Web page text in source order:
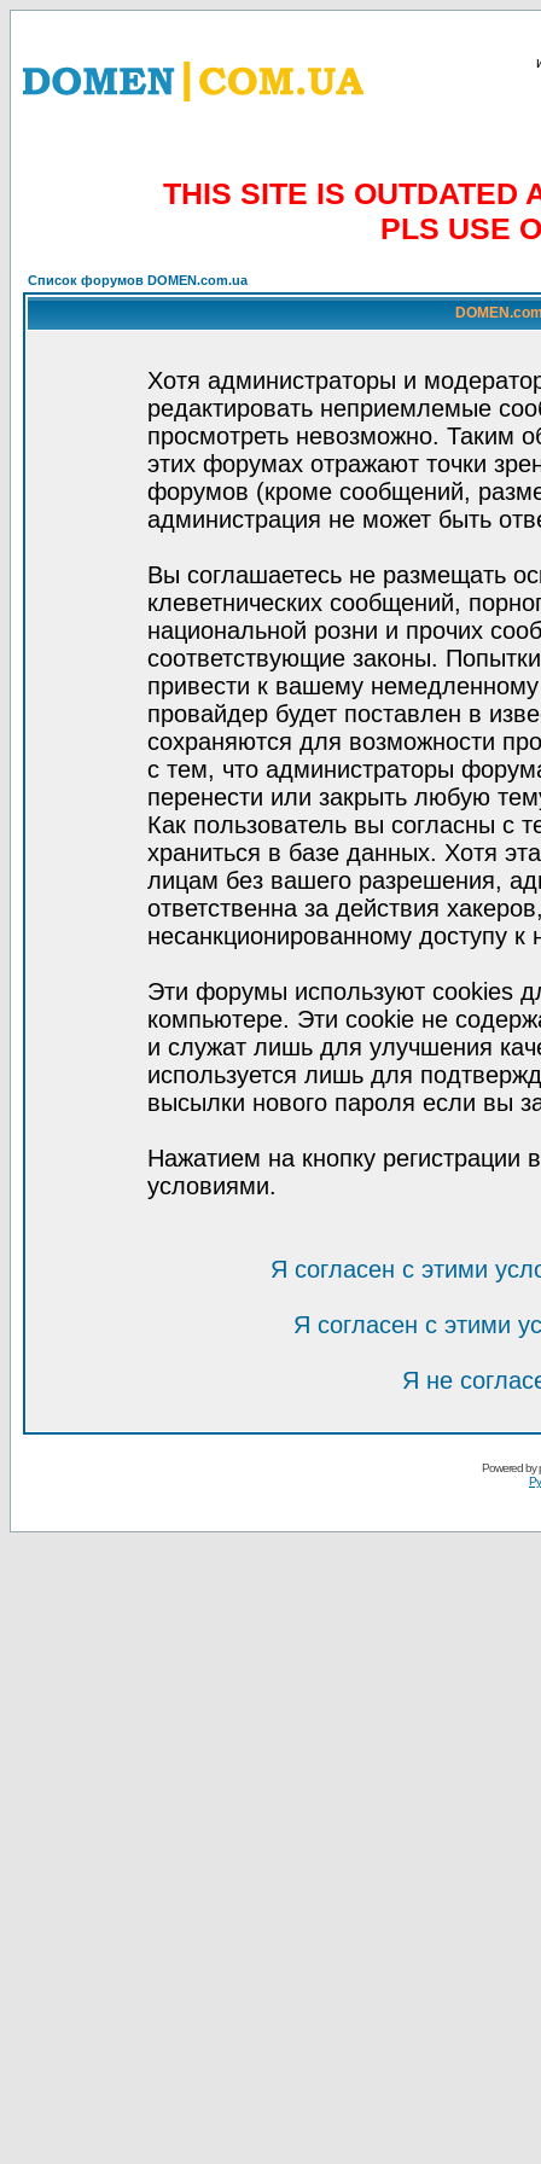
THIS SITE IS OUTDATED
PLS USE
Список форумов DOMEN.com.ua
Хотя администраторы и
редактировать неприемлемые
просмотреть невозможно. Таким
этих форумах отражают точки
форумов (кроме сообщений,
администрация не может быть
Вы соглашаетесь не размещать
клеветнических сообщений,
национальной розни и прочих
соответствующие законы.
привести к вашему
провайдер будет поставлен в
сохраняются для возможности
с тем, что администраторы
перенести или закрыть любую
Как пользователь вы согласны с
храниться в базе данных. Хотя
лицам без вашего разрешения,
ответственна за действия
несанкционированному доступу к
Эти форумы используют cookies
компьютере. Эти cookie не
и служат лишь для улучшения
используется лишь для
высылки нового пароля если вы
Нажатием на кнопку регистрации
условиями.
Я согласен с этими
Я согласен с этими
Я не
Powered by